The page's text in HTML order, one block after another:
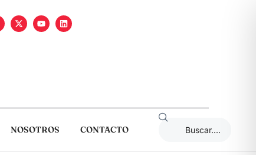
NOSOTROS CONTACTO